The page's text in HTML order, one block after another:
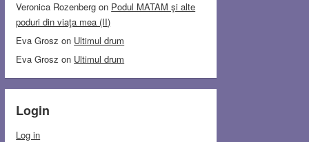
Veronica Rozenberg on Podul MATAM şi alte
poduri din viaţa mea (II)
Eva Grosz on Ultimul drum
Eva Grosz on Ultimul drum
Login
Log in